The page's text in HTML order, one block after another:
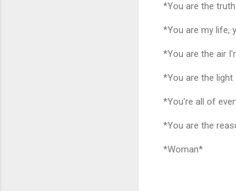
*You are the
*You are my life,
*You are the air
*You are the light
*You're all of
*You are the
*Woman*